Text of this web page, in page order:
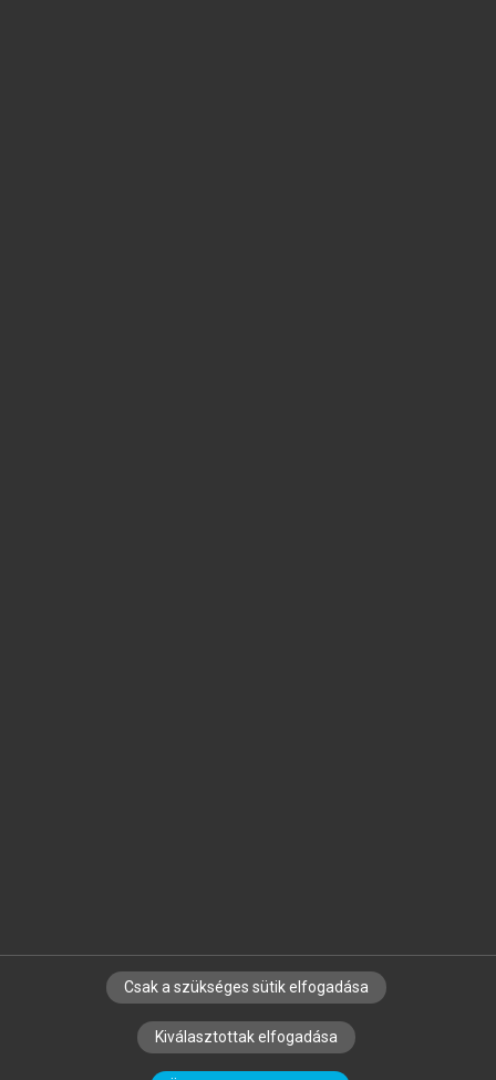
SZERZŐKNEK CÉGEKNEK KÖNYVTÁROSOKNAK
SZERKESZTÉSI ÉS LEKTORÁLÁSI ALAPELVEK
Csak a szükséges sütik elfogadása
Kiválasztottak elfogadása